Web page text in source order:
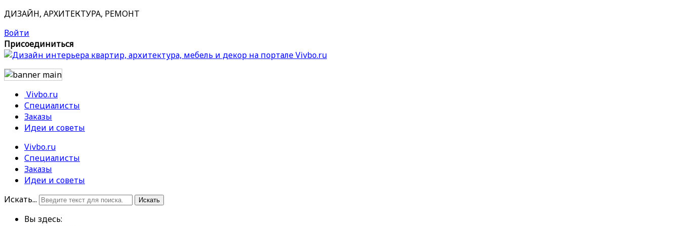
ДИЗАЙН, АРХИТЕКТУРА, РЕМОНТ
Войти
Присоединиться
Vivbo.ru
Специалисты
Заказы
Идеи и советы
Vivbo.ru
Специалисты
Заказы
Идеи и советы
Искать...
Искать
Вы здесь: